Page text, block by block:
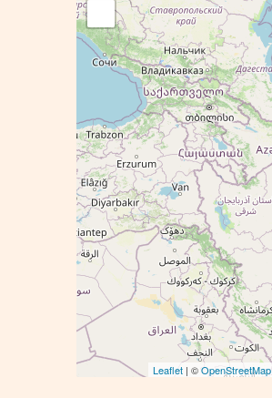
Leaflet | ©OpenStreetMap